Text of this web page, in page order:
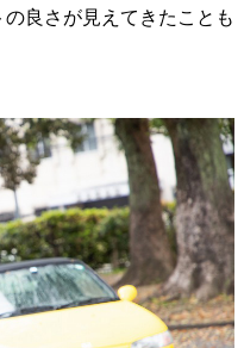
良さが見えてきたことも